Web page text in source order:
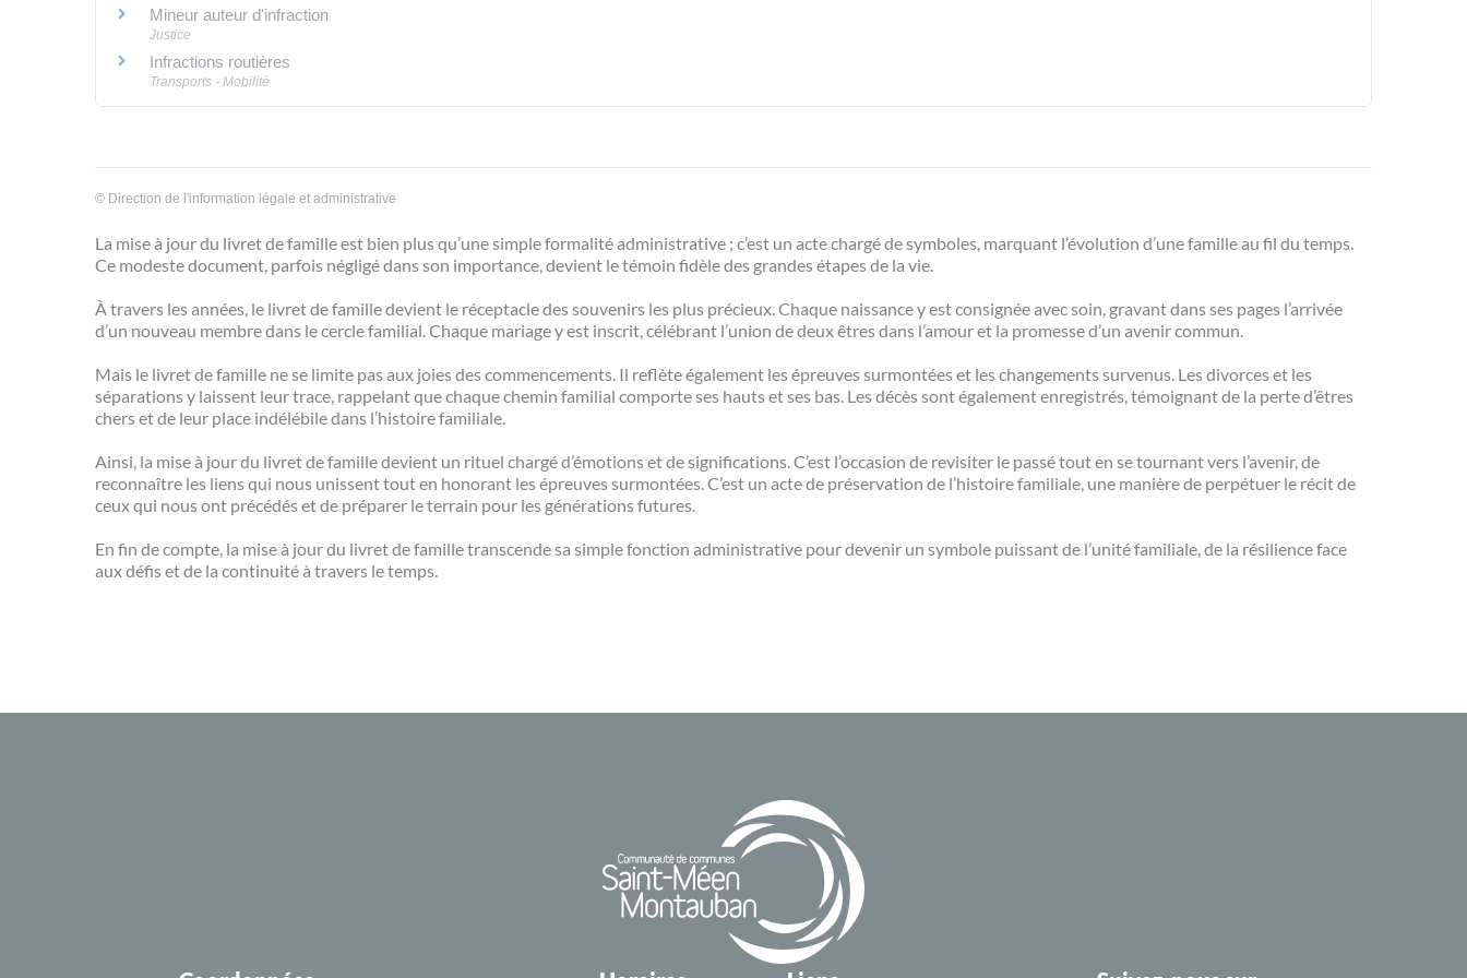
Mineur auteur d'infraction
Justice
Infractions routières
Transports - Mobilité
© Direction de l'information légale et administrative
La mise à jour du livret de famille est bien plus qu’une simple formalité administrative ; c’est un acte chargé de symboles, marquant l’évolution d’une famille au fil du temps.
Ce modeste document, parfois négligé dans son importance, devient le témoin fidèle des grandes étapes de la vie.
À travers les années, le livret de famille devient le réceptacle des souvenirs les plus précieux. Chaque naissance y est consignée avec soin, gravant dans ses pages l’arrivée
d’un nouveau membre dans le cercle familial. Chaque mariage y est inscrit, célébrant l’union de deux êtres dans l’amour et la promesse d’un avenir commun.
Mais le livret de famille ne se limite pas aux joies des commencements. Il reflète également les épreuves surmontées et les changements survenus. Les divorces et les
séparations y laissent leur trace, rappelant que chaque chemin familial comporte ses hauts et ses bas. Les décès sont également enregistrés, témoignant de la perte d’êtres
chers et de leur place indélébile dans l’histoire familiale.
Ainsi, la mise à jour du livret de famille devient un rituel chargé d’émotions et de significations. C’est l’occasion de revisiter le passé tout en se tournant vers l’avenir, de
reconnaître les liens qui nous unissent tout en honorant les épreuves surmontées. C’est un acte de préservation de l’histoire familiale, une manière de perpétuer le récit de
ceux qui nous ont précédés et de préparer le terrain pour les générations futures.
En fin de compte, la mise à jour du livret de famille transcende sa simple fonction administrative pour devenir un symbole puissant de l’unité familiale, de la résilience face
aux défis et de la continuité à travers le temps.